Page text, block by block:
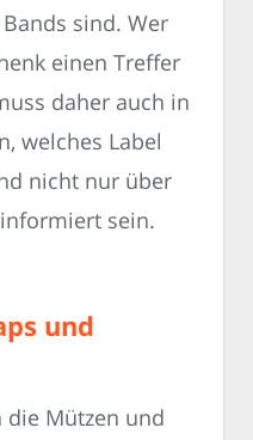
sind. Wer
einen Treffer
daher auch in
welches Label
nicht nur über
sein.
und
die Mützen und